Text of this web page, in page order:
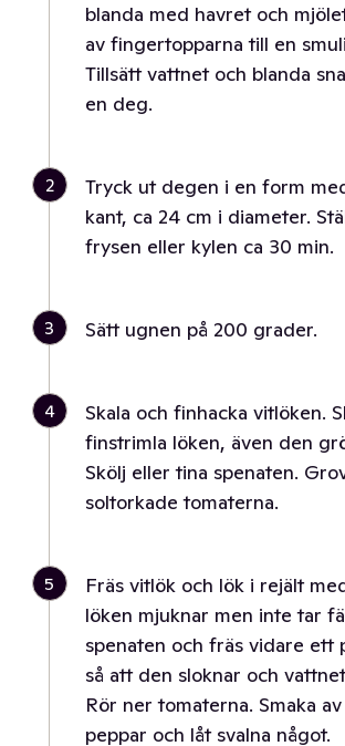
blanda med havret och
av fingertopparna till en
Tillsätt vattnet och blanda
en deg.
2
Tryck ut degen i en form
kant, ca 24 cm i diameter.
frysen eller kylen ca 30 min.
3 Sätt ugnen på 200 grader.
4
Skala och finhacka vitlöken.
finstrimla löken, även den
Skölj eller tina spenaten.
soltorkade tomaterna.
5
Fräs vitlök och lök i rejält
löken mjuknar men inte tar
spenaten och fräs vidare ett
så att den sloknar och
Rör ner tomaterna. Smaka
peppar och låt svalna något.